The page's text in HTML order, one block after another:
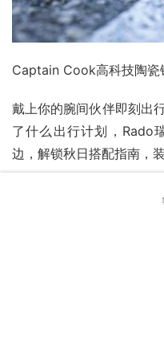
Captain Cook高科技陶瓷
戴上你的腕间伙伴即刻出
了什么出行计划，Rado
边，解锁秋日搭配指南，
经典VS尊贵！